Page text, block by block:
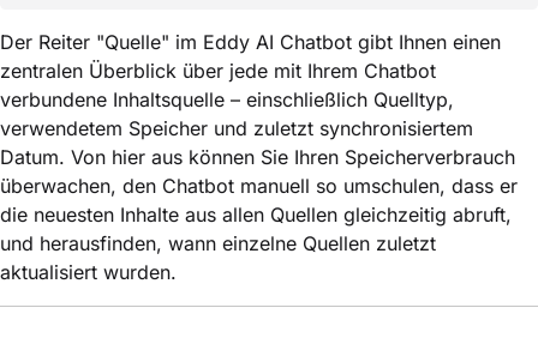
Der Reiter "Quelle" im Eddy AI Chatbot gibt Ihnen einen
zentralen Überblick über jede mit Ihrem Chatbot
verbundene Inhaltsquelle – einschließlich Quelltyp,
verwendetem Speicher und zuletzt synchronisiertem
Datum. Von hier aus können Sie Ihren Speicherverbrauch
überwachen, den Chatbot manuell so umschulen, dass er
die neuesten Inhalte aus allen Quellen gleichzeitig abruft,
und herausfinden, wann einzelne Quellen zuletzt
aktualisiert wurden.